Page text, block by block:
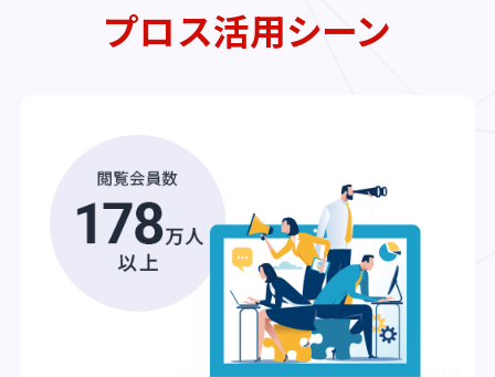
プロス活用シーン